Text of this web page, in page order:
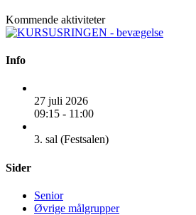
Kommende aktiviteter
Info
27 juli 2026
09:15 - 11:00
3. sal (Festsalen)
Sider
Senior
Øvrige målgrupper